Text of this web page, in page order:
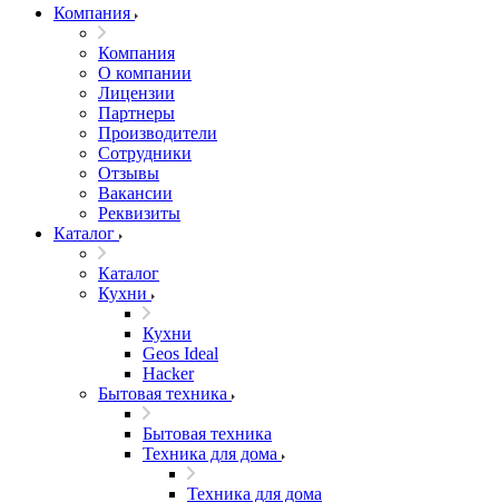
Компания
Компания
О компании
Лицензии
Партнеры
Производители
Сотрудники
Отзывы
Вакансии
Реквизиты
Каталог
Каталог
Кухни
Кухни
Geos Ideal
Hacker
Бытовая техника
Бытовая техника
Техника для дома
Техника для дома